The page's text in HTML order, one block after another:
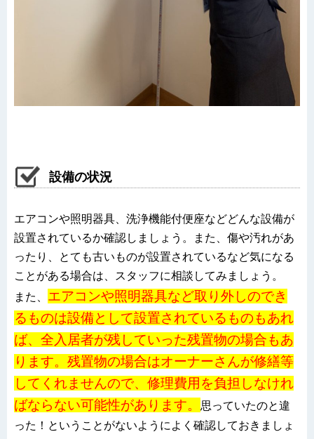
設備の状況
エアコンや照明器具、洗浄機能付便座などどんな設備が
設置されているか確認しましょう。また、傷や汚れがあ
ったり、とても古いものが設置されているなど気になる
ことがある場合は、スタッフに相談してみましょう。
また、 エアコンや照明器具など取り外しのでき
るものは設備として設置されているものもあれ
ば、全入居者が残していった残置物の場合もあ
ります。残置物の場合はオーナーさんが修繕等
してくれませんので、修理費用を負担しなけれ
ばならない可能性があります。
思っていたのと違
った！ということがないようによく確認しておきましょ